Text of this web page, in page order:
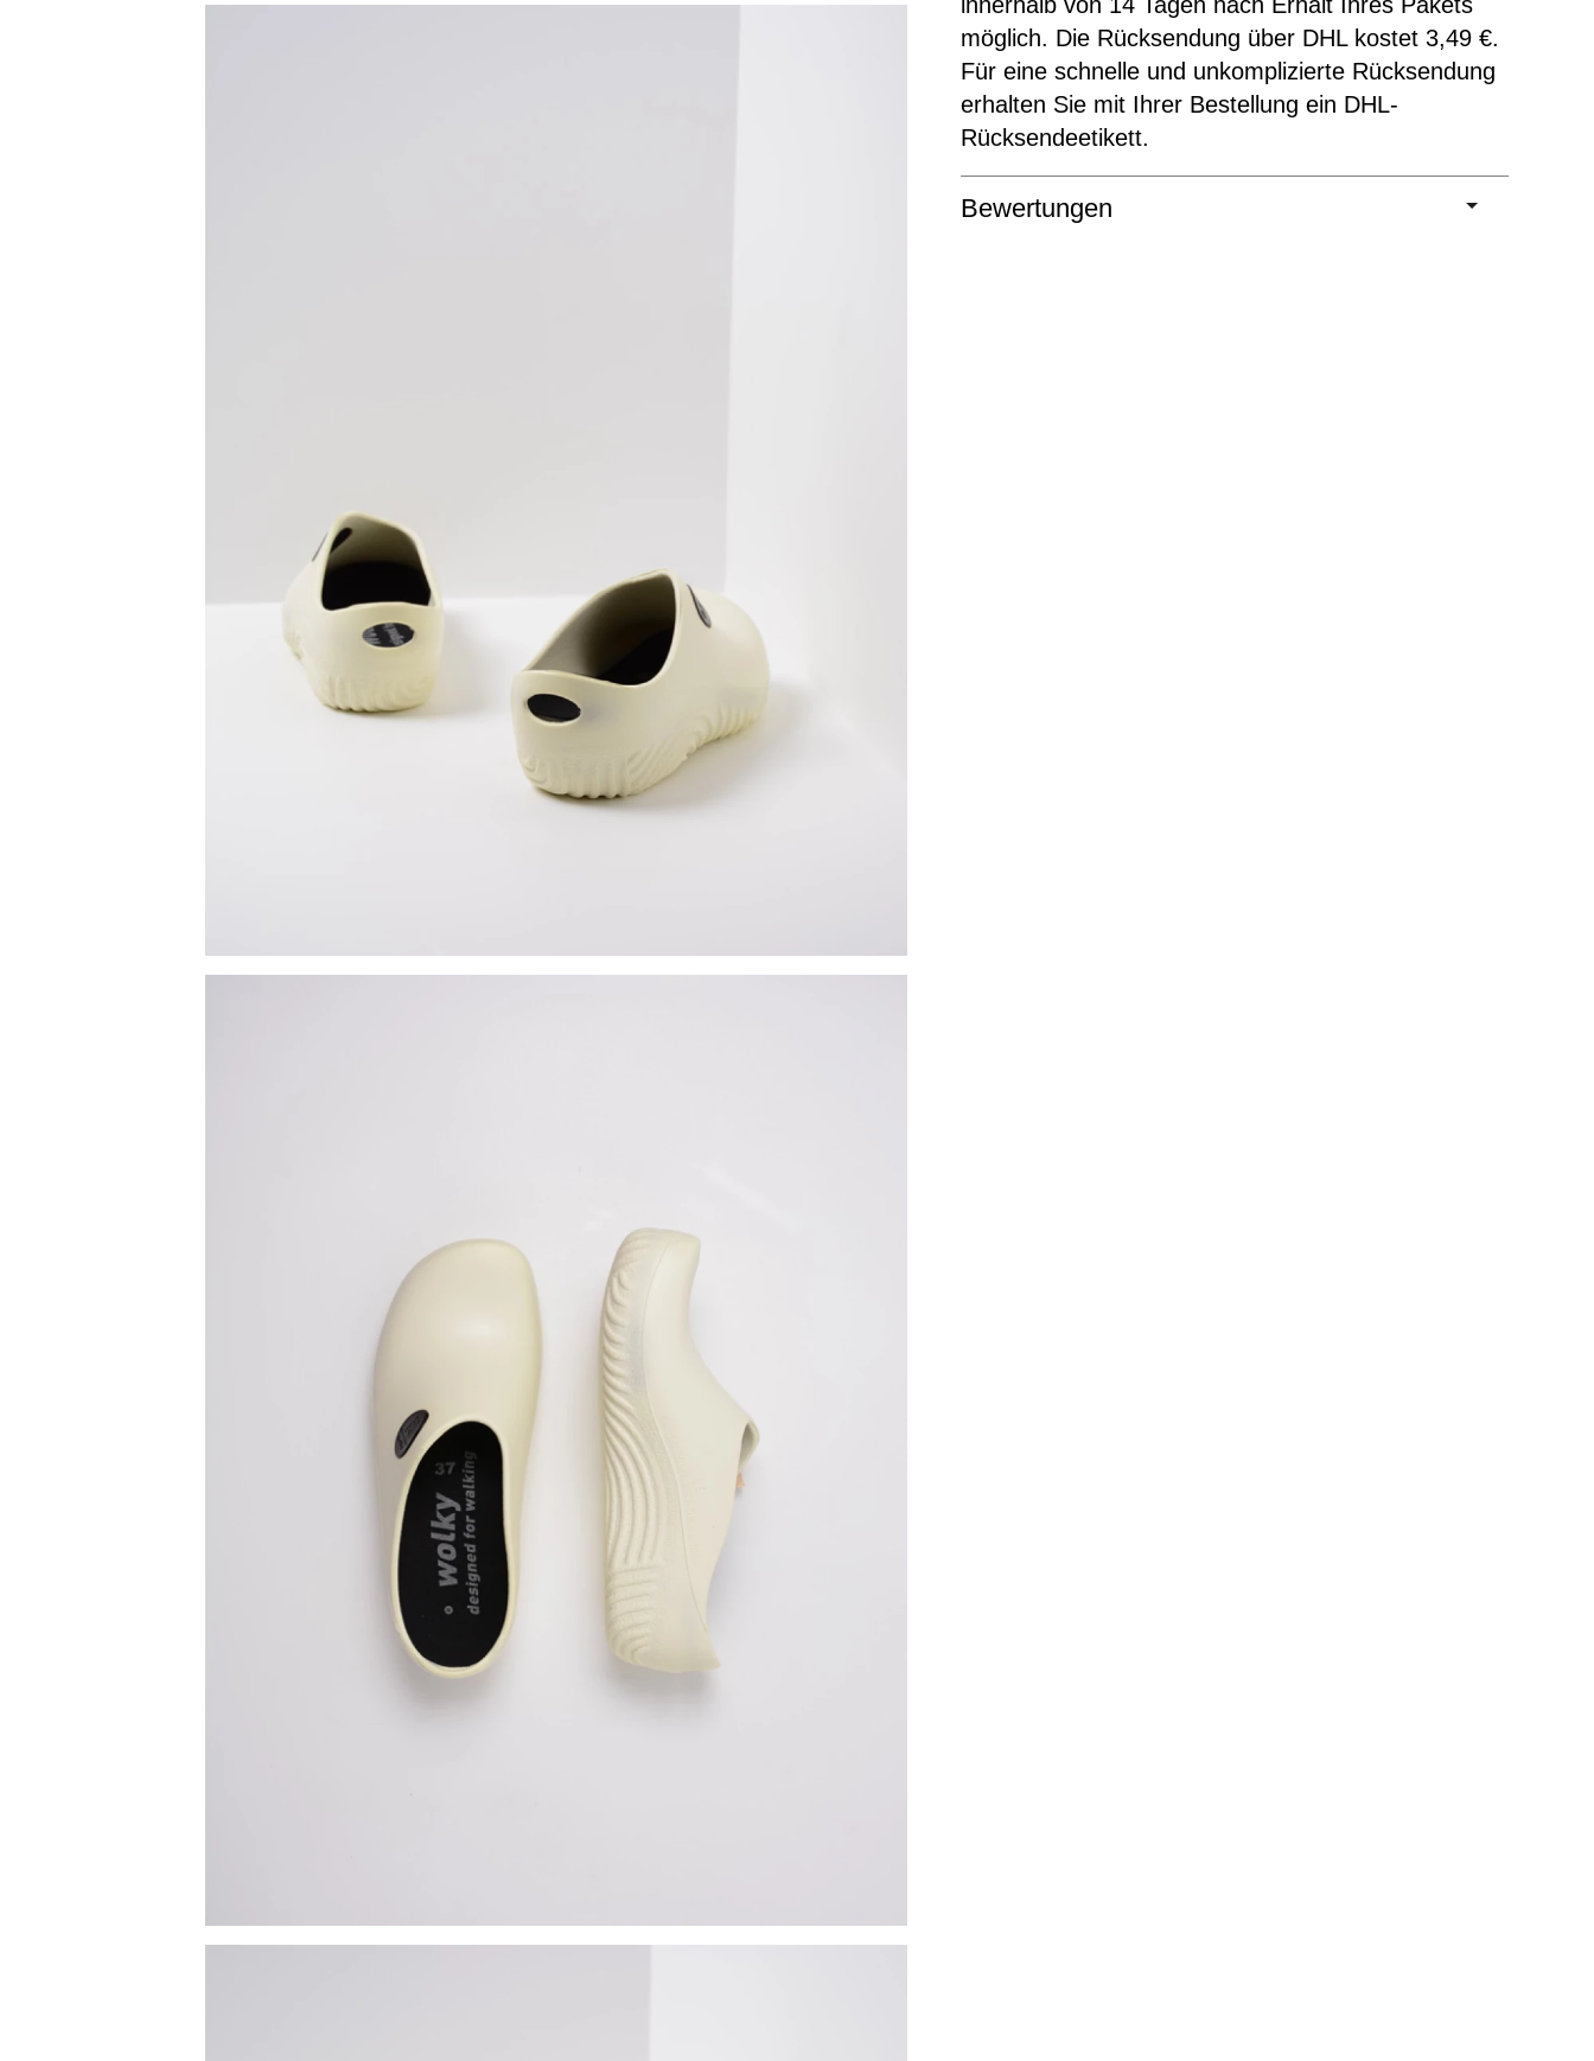
möglich. Die Rücksendung über DHL kostet 3,49 €.
Für eine schnelle und unkomplizierte Rücksendung
erhalten Sie mit Ihrer Bestellung ein DHL-
Rücksendeetikett.
Bewertungen